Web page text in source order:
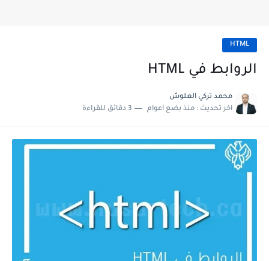
HTML
الروابط في HTML
محمد تركي العلوش
اخر تحديث : منذ بضع اعوام 3 دقائق للقراءة